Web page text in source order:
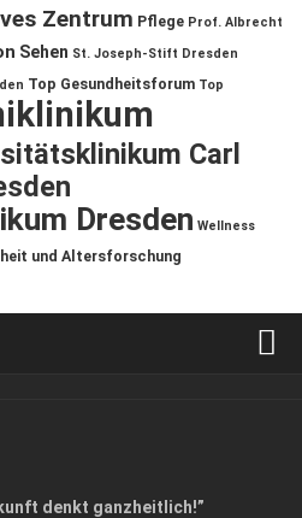
Zentrum Pflege Prof. Albrecht
Sehen St. Joseph-Stift Dresden
Top Gesundheitsforum Top
Carl
Dresden Wellness
und Altersforschung
denkt ganzheitlich!”